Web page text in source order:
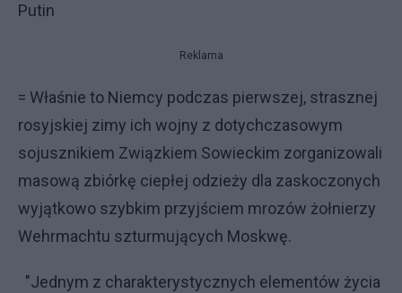
Putin
Reklama
= Właśnie to Niemcy podczas pierwszej, strasznej
rosyjskiej zimy ich wojny z dotychczasowym
sojusznikiem Związkiem Sowieckim zorganizowali
masową zbiórkę ciepłej odzieży dla zaskoczonych
wyjątkowo szybkim przyjściem mrozów żołnierzy
Wehrmachtu szturmujących Moskwę.
"Jednym z charakterystycznych elementów życia